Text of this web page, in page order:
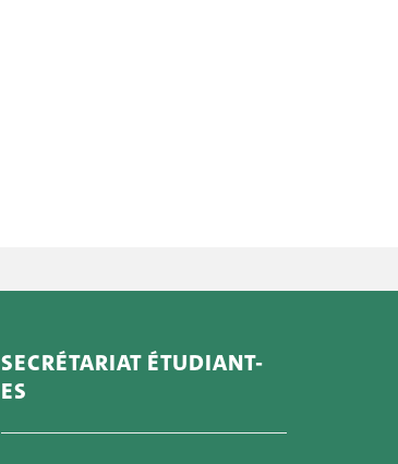
SECRÉTARIAT ÉTUDIANT-
ES